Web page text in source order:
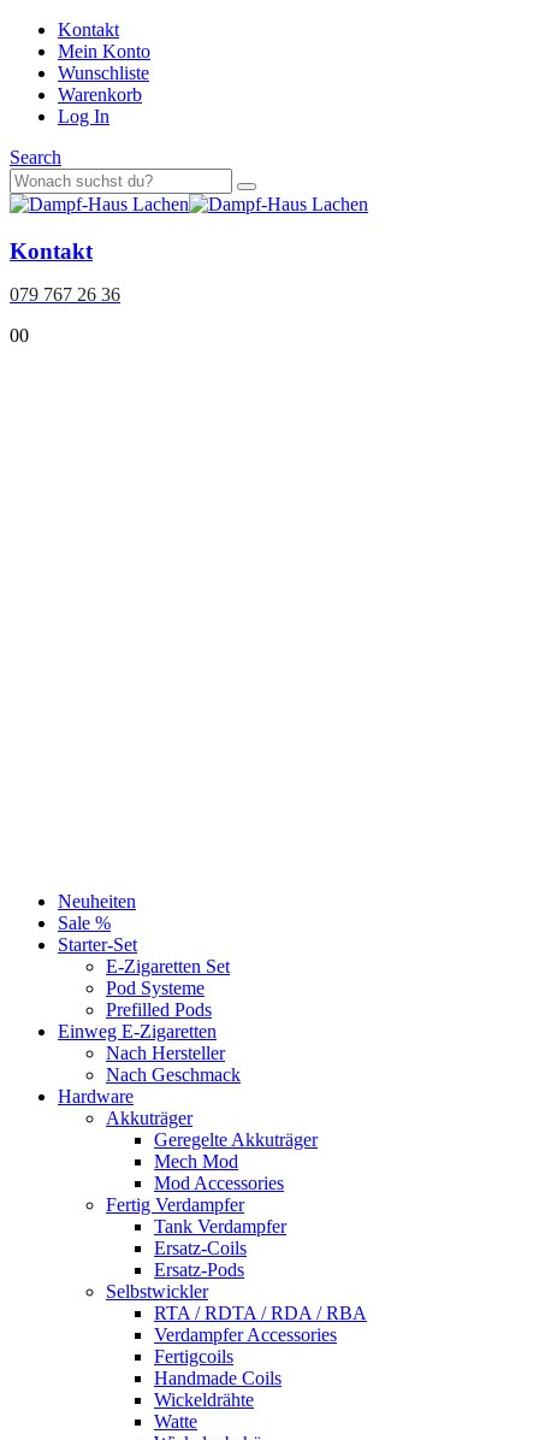
Kontakt
Mein Konto
Wunschliste
Warenkorb
Log In
Search
Kontakt
079 767 26 36
00
Neuheiten
Sale %
Starter-Set
E-Zigaretten Set
Pod Systeme
Prefilled Pods
Einweg E-Zigaretten
Nach Hersteller
Nach Geschmack
Hardware
Akkuträger
Geregelte Akkuträger
Mech Mod
Mod Accessories
Fertig Verdampfer
Tank Verdampfer
Ersatz-Coils
Ersatz-Pods
Selbstwickler
RTA / RDTA / RDA / RBA
Verdampfer Accessories
Fertigcoils
Handmade Coils
Wickeldrähte
Watte